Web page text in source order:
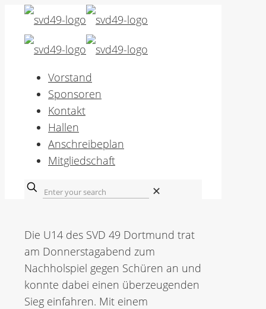
Vorstand
Sponsoren
Kontakt
Hallen
Anschreibeplan
Mitgliedschaft
✕
Die U14 des SVD 49 Dortmund trat
am Donnerstagabend zum
Nachholspiel gegen Schüren an und
konnte dabei einen überzeugenden
Sieg einfahren. Mit einem